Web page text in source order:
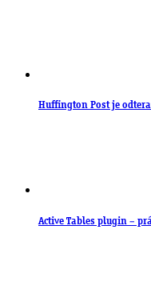
Huffington Post je
Active Tables plugin –